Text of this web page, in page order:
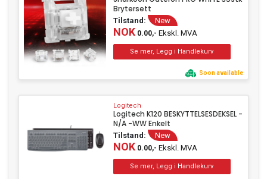
Brytersett
Tilstand: New
NOK0.00,- Ekskl. MVA
Soon available
Logitech
Logitech K120 BESKYTTELSESDEKSEL -
N/A -WW Enkelt
Tilstand: New
NOK0.00,- Ekskl. MVA